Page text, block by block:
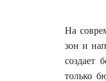
На
зон и
создает
только